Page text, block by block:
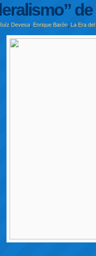
Devesa Enrique Barón La Era